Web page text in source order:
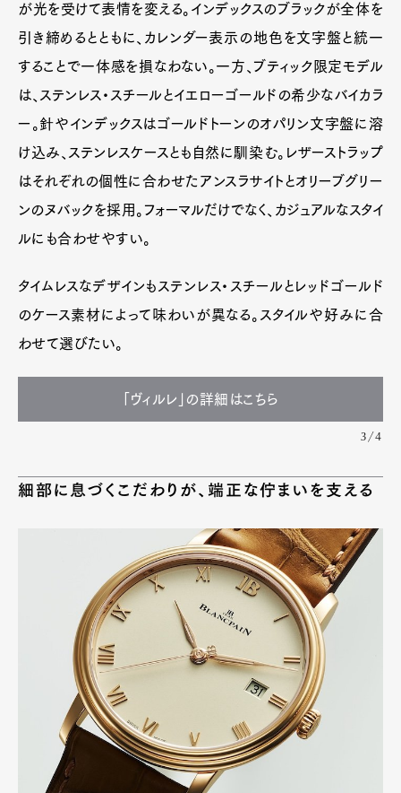
が光を受けて表情を変える。インデックスのブラックが全体を
引き締めるとともに、カレンダー表示の地色を文字盤と統一
することで一体感を損なわない。一方、ブティック限定モデル
は、ステンレス・スチールとイエローゴールドの希少なバイカラ
ー。針やインデックスはゴールドトーンのオパリン文字盤に溶
け込み、ステンレスケースとも自然に馴染む。レザーストラップ
はそれぞれの個性に合わせたアンスラサイトとオリーブグリー
ンのヌバックを採用。フォーマルだけでなく、カジュアルなスタイ
ルにも合わせやすい。
タイムレスなデザインもステンレス・スチールとレッドゴールド
のケース素材によって味わいが異なる。スタイルや好みに合
わせて選びたい。
「ヴィルレ」の詳細はこちら
3/4
細部に息づくこだわりが、端正な佇まいを支える